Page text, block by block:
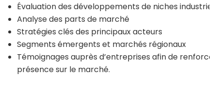
Évaluation des développements de niches
Analyse des parts de marché
Stratégies clés des principaux acteurs
Segments émergents et marchés régionaux
Témoignages auprès d’entreprises afin de
présence sur le marché.